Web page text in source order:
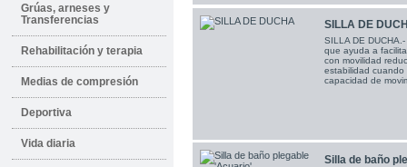
Grúas, arneses y
Transferencias
Rehabilitación y terapia
Medias de compresión
Deportiva
Vida diaria
SILLA DE
SILLA DE
que ayuda a
con movilidad
estabilidad
capacidad de
Silla de baño